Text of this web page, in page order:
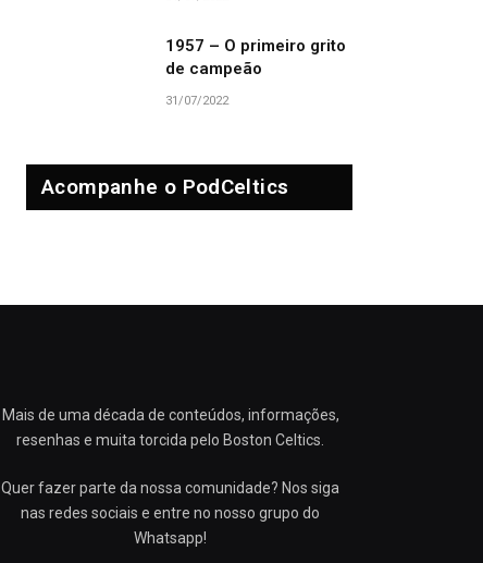
1957 – O primeiro grito
de campeão
31/07/2022
Acompanhe o PodCeltics
Mais de uma década de conteúdos, informações,
resenhas e muita torcida pelo Boston Celtics.
Quer fazer parte da nossa comunidade? Nos siga
nas redes sociais e entre no nosso grupo do
Whatsapp!